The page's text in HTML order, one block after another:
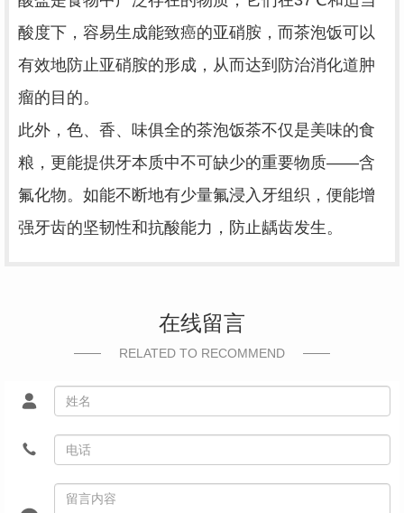
酸度下， 容易生成能致癌的亚硝胺，而茶泡饭可以
有效地防止亚硝胺的形成，从而达到防治消化道肿
瘤的目的。
此外，色、香、味俱全的茶泡饭茶不仅是美味的食
粮，更能提供牙本质中不可缺少的重要物质——含
氟化物。如能不断地有少量氟浸入牙组织，便能增
强牙齿的坚韧性和抗酸能力，防止龋齿发生。
在线留言
RELATED TO RECOMMEND